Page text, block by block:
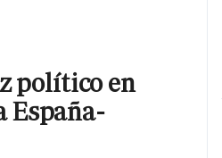
político en
España-